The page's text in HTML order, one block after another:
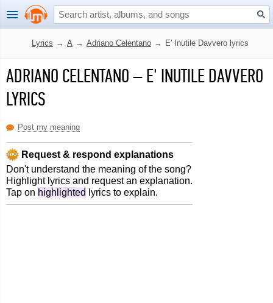
Lyrics → A → Adriano Celentano → E' Inutile Davvero lyrics
ADRIANO CELENTANO–E' INUTILE DAVVERO
LYRICS
Post my meaning
Request & respond explanations
Don't understand the meaning of the song?
Highlight lyrics and request an explanation.
Tap on highlighted lyrics to explain.